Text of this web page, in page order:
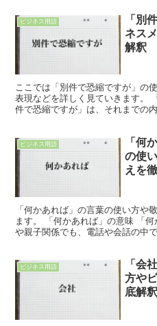
ビジネス用語
「別
ネス
解釈
ここでは「別件で恐縮ですが」の
表現などを詳しく見ていきます。
件で恐縮ですが」は、それまでの
ビジネス用語
「何
の使
えを
「何かあれば」の言葉の使い方や
ます。 「何かあれば」の意味 「
や親子関係でも、電話や会話の中
ビジネス用語
「会
方や
底解釈